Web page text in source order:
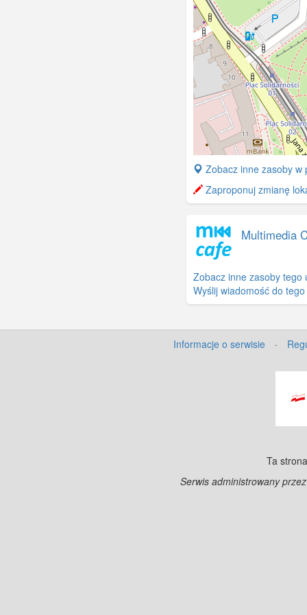
+
−
Zobacz inne zasoby w
Zaproponuj zmianę
Multimedia
Zobacz inne zasoby tego
Wyślij wiadomość do
Informacje o serwisie ·
Ta
Serwis administrowany